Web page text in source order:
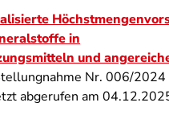
in
und
Nr. 006/2024
abgerufen am